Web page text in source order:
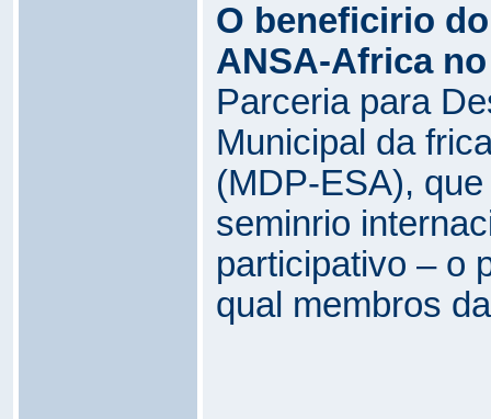
O beneficirio
ANSA-Africa
Parceria para
Municipal da
(MDP-ESA),
seminrio
participativo – o
qual membros